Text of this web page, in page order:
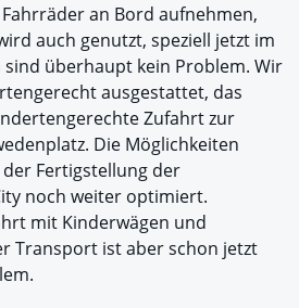
an Bord aufnehmen,
auch genutzt, speziell jetzt im
überhaupt kein Problem. Wir
ausgestattet, das
Zufahrt zur
Die Möglichkeiten
Fertigstellung der
noch weiter optimiert.
mit Kinderwägen und
Transport ist aber schon jetzt